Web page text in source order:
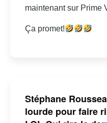
maintenant sur Prime
Ça promet!
Stéphane
lourde pour faire